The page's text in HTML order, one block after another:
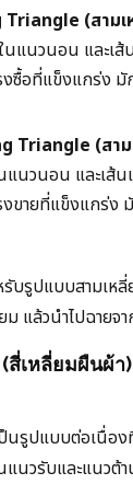
(สาม
นแนวนอน และเ
ซื้อที่แข็งแกร่ง
Triangle (สา
แนวนอน และเส้
ขายที่แข็งแกร่ง
รับรูปแบบสามเห
ม แล้วนำไปฉาย
เหลี่ยมผืนผ้า
นรูปแบบต่อเนื่อ
แนวรับและแนว